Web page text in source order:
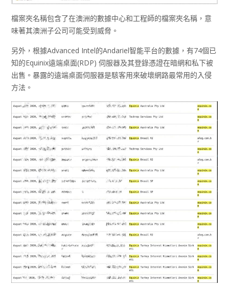
檔案夾名稱包含了在澳洲的數據中心和工程師的檔案夾名稱，意
味著其澳洲子公司可能受到威脅。
另外，根據Advanced Intel的Andariel智能平台的數據，有74個已
知的Equinix遠端桌面(RDP) 伺服器及其登錄憑證在暗網和私下被
出售。暴露的遠端桌面伺服器是駭客用來破壞網路最常用的入侵
方法。